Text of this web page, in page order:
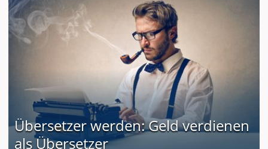
Übersetzer werden: Geld verdienen
als Übersetzer